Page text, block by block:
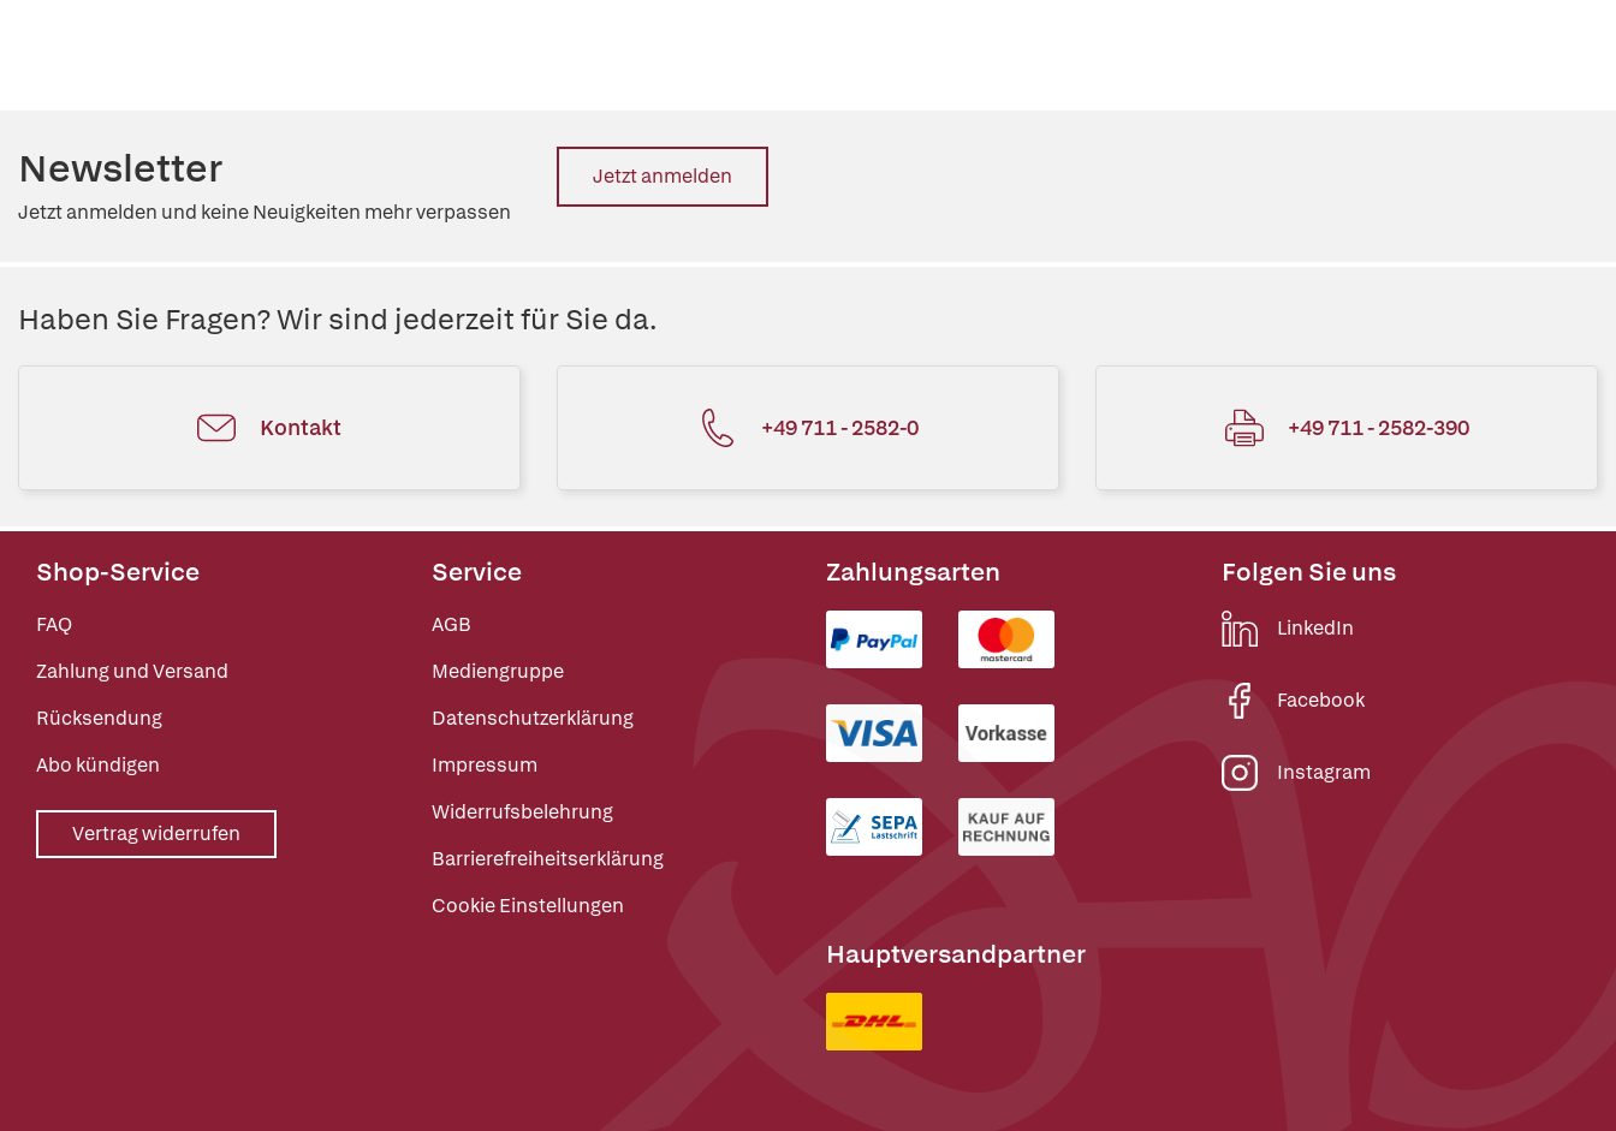
Newsletter
Jetzt anmelden und keine Neuigkeiten mehr verpassen
Jetzt anmelden
Haben Sie Fragen? Wir sind jederzeit für Sie da.
Kontakt +49 711 - 2582-0 +49 711 - 2582-390
Shop-Service
FAQ
Zahlung und Versand
Rücksendung
Abo kündigen
Vertrag widerrufen
Service
AGB
Mediengruppe
Datenschutzerklärung
Impressum
Widerrufsbelehrung
Barrierefreiheitserklärung
Cookie Einstellungen
Zahlungsarten
Hauptversandpartner
Folgen Sie uns
LinkedIn
Facebook
Instagram